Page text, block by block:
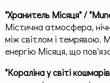
"Хранитель Місяця" /
Містична атмосфера,
між світлом і темрявою.
енергію Місяця, що
"Кораліна у світі